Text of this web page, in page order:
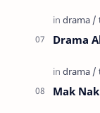
Drama
Mak